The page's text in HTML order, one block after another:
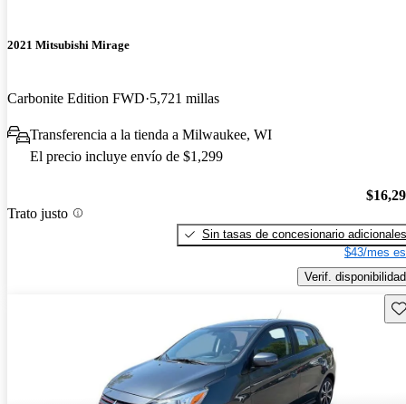
2021 Mitsubishi Mirage
Carbonite Edition FWD 5,721 millas
Transferencia a la tienda a Milwaukee, WI
El precio incluye envío de $1,299
Trato justo
Sin tasas de concesionario adicionales
$43/mes
Verif. disponibilidad